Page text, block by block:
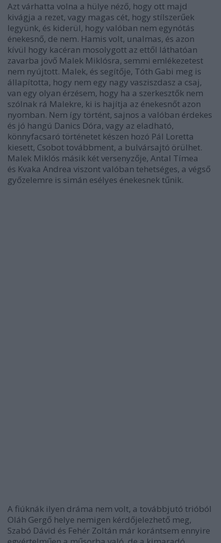
Azt várhatta volna a hülye néző, hogy ott majd
kivágja a rezet, vagy magas cét, hogy stílszerűek
legyünk, és kiderül, hogy valóban nem egynótás
énekesnő, de nem. Hamis volt, unalmas, és azon
kívül hogy kacéran mosolygott az ettől láthatóan
zavarba jövő Malek Miklósra, semmi emlékezetest
nem nyújtott. Malek, és segítője, Tóth Gabi meg is
állapította, hogy nem egy nagy vasziszdasz a csaj,
van egy olyan érzésem, hogy ha a szerkesztők nem
szólnak rá Malekre, ki is hajítja az énekesnőt azon
nyomban. Nem így történt, sajnos a valóban érdekes
és jó hangú Danics Dóra, vagy az eladható,
könnyfacsaró történetet készen hozó Pál Loretta
kiesett, Csobot továbbment, a bulvársajtó örülhet.
Malek Miklós másik két versenyzője, Antal Tímea
és Kvaka Andrea viszont valóban tehetséges, a végső
győzelemre is simán esélyes énekesnek tűnik.
A fiúknák ilyen dráma nem volt, a továbbjutó trióból
Oláh Gergő helye nemigen kérdőjelezhető meg,
Szabó Dávid és Fehér Zoltán már korántsem ennyire